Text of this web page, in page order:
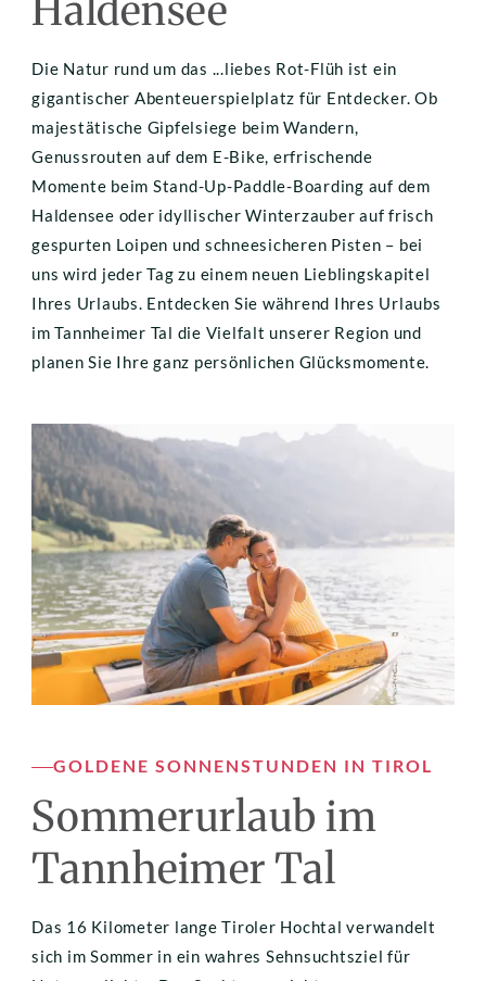
Die Natur rund um das ...liebes Rot-Flüh ist ein
gigantischer Abenteuerspielplatz für Entdecker. Ob
majestätische Gipfelsiege beim Wandern,
Genussrouten auf dem E-Bike, erfrischende
Momente beim Stand-Up-Paddle-Boarding auf dem
Haldensee oder idyllischer Winterzauber auf frisch
gespurten Loipen und schneesicheren Pisten – bei
uns wird jeder Tag zu einem neuen Lieblingskapitel
Ihres Urlaubs. Entdecken Sie während Ihres Urlaubs
im Tannheimer Tal die Vielfalt unserer Region und
planen Sie Ihre ganz persönlichen Glücksmomente.
GOLDENE SONNENSTUNDEN IN TIROL
Sommerurlaub im
Tannheimer Tal
Das 16 Kilometer lange Tiroler Hochtal verwandelt
sich im Sommer in ein wahres Sehnsuchtsziel für